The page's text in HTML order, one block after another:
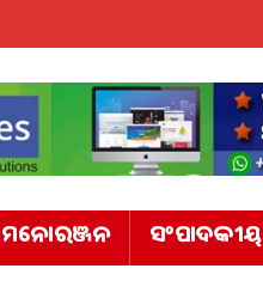
ମନୋରଞ୍ଜନ ସଂପାଦକୀୟ